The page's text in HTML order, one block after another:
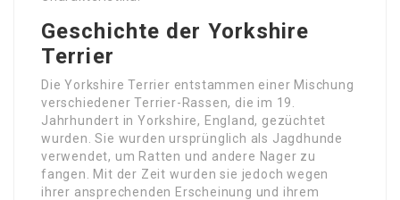
Geschichte der Yorkshire
Terrier
Die Yorkshire Terrier entstammen einer Mischung
verschiedener Terrier-Rassen, die im 19.
Jahrhundert in Yorkshire, England, gezüchtet
wurden. Sie wurden ursprünglich als Jagdhunde
verwendet, um Ratten und andere Nager zu
fangen. Mit der Zeit wurden sie jedoch wegen
ihrer ansprechenden Erscheinung und ihrem